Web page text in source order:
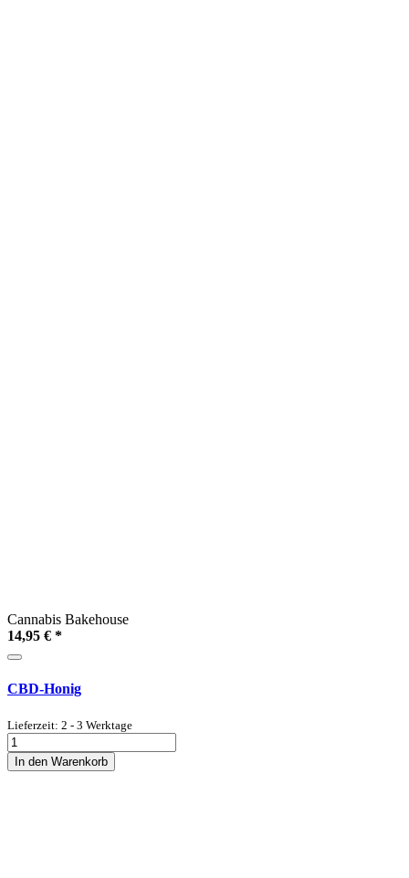
Cannabis Bakehouse
14,95 € *
CBD-Honig
Lieferzeit: 2 - 3 Werktage
In den Warenkorb